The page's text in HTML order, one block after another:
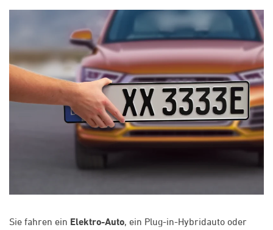
Sie fahren ein Elektro-Auto, ein Plug-in-Hybridauto oder